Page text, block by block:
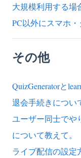
大規模利用する場
PC以外にスマホ
その他
QuizGeneratorと
退会手続きについ
ユーザー同士でや
について教えて。
ライブ配信の設定